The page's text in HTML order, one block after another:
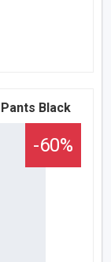
Black
-60%